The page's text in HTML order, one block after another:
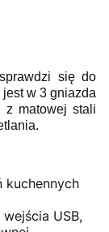
się do
w 3 gniazda
z matowej stali
kuchennych
USB,